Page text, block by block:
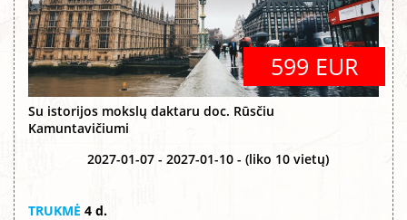
599 EUR
Su istorijos mokslų daktaru doc. Rūsčiu
Kamuntavičiumi
2027-01-07 - 2027-01-10 - (liko 10 vietų)
TRUKMĖ 4 d.